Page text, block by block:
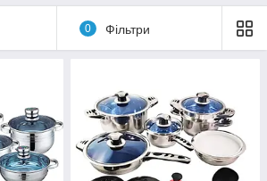
0 Фільтри